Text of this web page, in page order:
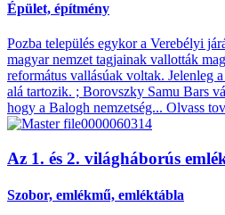
Épület, építmény
Pozba település egykor a Verebélyi
magyar nemzet tagjainak vallották
református vallásúak voltak. Jelenleg
alá tartozik. ; Borovszky Samu Bars
hogy a Balogh nemzetség... Olvass
Az 1. és 2. világháborús
Szobor, emlékmű, emléktábla